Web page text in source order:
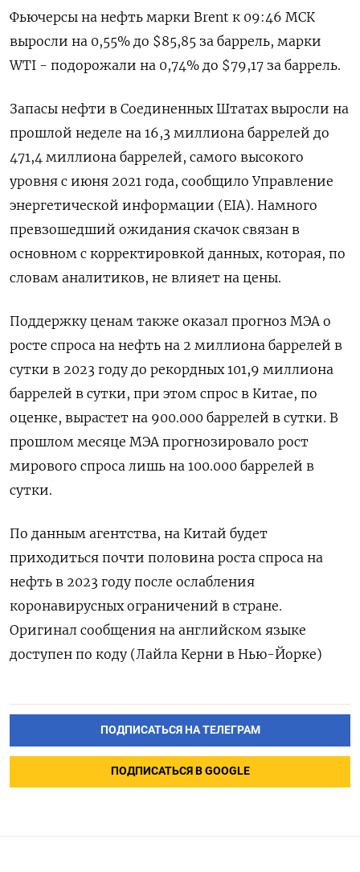
Фьючерсы на нефть марки Brent к 09:46 МСК
выросли на 0,55% до $85,85 за баррель, марки
WTI - подорожали на 0,74% до $79,17 за баррель.
Запасы нефти в Соединенных Штатах выросли на
прошлой неделе на 16,3 миллиона баррелей до
471,4 миллиона баррелей, самого высокого
уровня с июня 2021 года, сообщило Управление
энергетической информации (EIA). Намного
превзошедший ожидания скачок связан в
основном с корректировкой данных, которая, по
словам аналитиков, не влияет на цены.
Поддержку ценам также оказал прогноз МЭА о
росте спроса на нефть на 2 миллиона баррелей в
сутки в 2023 году до рекордных 101,9 миллиона
баррелей в сутки, при этом спрос в Китае, по
оценке, вырастет на 900.000 баррелей в сутки. В
прошлом месяце МЭА прогнозировало рост
мирового спроса лишь на 100.000 баррелей в
сутки.
По данным агентства, на Китай будет
приходиться почти половина роста спроса на
нефть в 2023 году после ослабления
коронавирусных ограничений в стране.
Оригинал сообщения на английском языке
доступен по коду (Лайла Керни в Нью-Йорке)
ПОДПИСАТЬСЯ НА ТЕЛЕГРАМ
ПОДПИСАТЬСЯ В GOOGLE